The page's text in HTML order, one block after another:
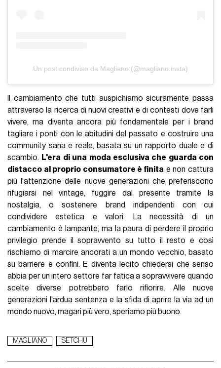
Un post condiviso da Magliano (@magliano.insta)
Il cambiamento che tutti auspichiamo sicuramente passa
attraverso la ricerca di nuovi creativi e di contesti dove farli
vivere, ma diventa ancora più fondamentale per i brand
tagliare i ponti con le abitudini del passato e costruire una
community sana e reale, basata su un rapporto duale e di
scambio. L'era di una moda esclusiva che guarda con
distacco al proprio consumatore è finita e non cattura
più l'attenzione delle nuove generazioni che preferiscono
rifugiarsi nel vintage, fuggire dal presente tramite la
nostalgia, o sostenere brand indipendenti con cui
condividere estetica e valori. La necessità di un
cambiamento è lampante, ma la paura di perdere il proprio
privilegio prende il sopravvento su tutto il resto e così
rischiamo di marcire ancorati a un mondo vecchio, basato
su barriere e confini. E diventa lecito chiedersi che senso
abbia per un intero settore far fatica a sopravvivere quando
scelte diverse potrebbero farlo rifiorire. Alle nuove
generazioni l'ardua sentenza e la sfida di aprire la via ad un
mondo nuovo, magari più vero, speriamo più buono.
MAGLIANO SETCHU